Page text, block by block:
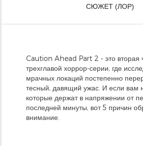
СЮЖЕТ (ЛОР)
Caution Ahead Part 2 - это вторая
трехглавой хоррор-серии, где
мрачных локаций постепенно
тесный, давящий ужас. И если вам
которые держат в напряжении от
последней минуты, вот 5 причин
внимание.